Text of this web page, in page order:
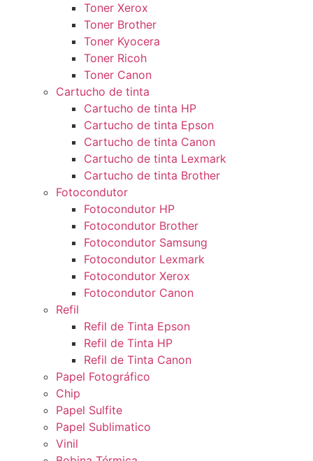
Toner Xerox
Toner Brother
Toner Kyocera
Toner Ricoh
Toner Canon
Cartucho de tinta
Cartucho de tinta HP
Cartucho de tinta Epson
Cartucho de tinta Canon
Cartucho de tinta Lexmark
Cartucho de tinta Brother
Fotocondutor
Fotocondutor HP
Fotocondutor Brother
Fotocondutor Samsung
Fotocondutor Lexmark
Fotocondutor Xerox
Fotocondutor Canon
Refil
Refil de Tinta Epson
Refil de Tinta HP
Refil de Tinta Canon
Papel Fotográfico
Chip
Papel Sulfite
Papel Sublimatico
Vinil